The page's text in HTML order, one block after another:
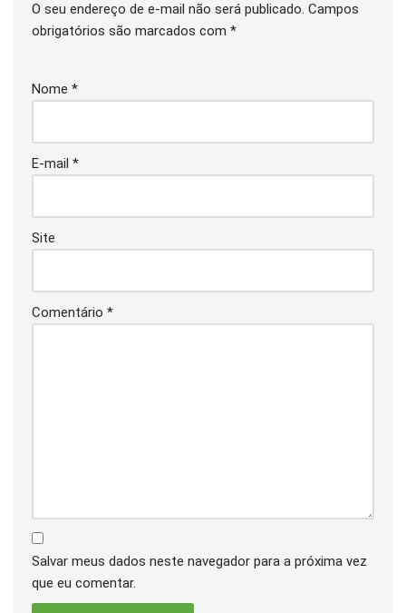
O seu endereço de e-mail não será publicado. Campos
obrigatórios são marcados com *
Nome *
E-mail *
Site
Comentário *
Salvar meus dados neste navegador para a próxima vez
que eu comentar.